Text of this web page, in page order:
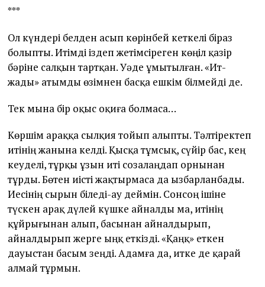
***
Ол күндері белден асып көрінбей кеткелі біраз
болыпты. Итімді іздеп жетімсіреген көңіл қазір
бәріне салқын тартқан. Уәде ұмытылған. «Ит-
жады» атымды өзімнен басқа ешкім білмейді де.
Тек мына бір оқыс оқиға болмаса…
Көршім араққа сылқия тойып алыпты. Тәлтіректеп
итінің жанына келді. Қысқа тұмсық, сүйір бас, кең
кеуделі, тұрқы ұзын иті созалаңдап орнынан
тұрды. Бөтен иісті жақтырмаса да ызбарланбады.
Иесінің сырын біледі-ау деймін. Сонсоң ішіне
түскен арақ дүлей күшке айналды ма, итінің
құйрығынан алып, басынан айналдырып,
айналдырып жерге ыңқ еткізді. «Қаңқ» еткен
дауыстан басым зеңді. Адамға да, итке де қарай
алмай тұрмын.